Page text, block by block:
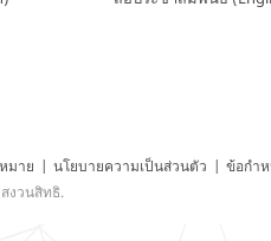
มาย | นโยบายความเป็นส่วนตัว | ข้อกำ
งวนสิทธิ.